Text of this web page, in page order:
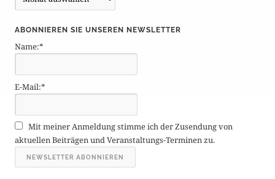
e
t
r
g
e
r
c
h
v
ABONNIEREN SIE UNSEREN NEWSLETTER
Name:*
E-Mail:*
Mit meiner Anmeldung stimme ich der Zusendung von
aktuellen Beiträgen und Veranstaltungs-Terminen zu.